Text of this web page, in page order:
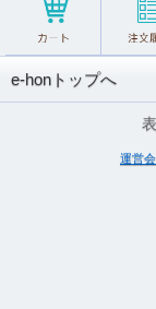
e-honトップへ
運営